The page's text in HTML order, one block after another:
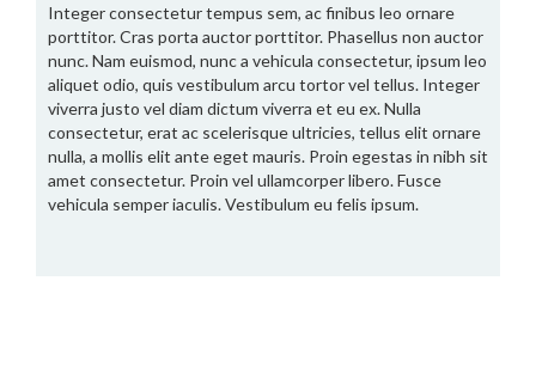
Integer consectetur tempus sem, ac finibus leo ornare
porttitor. Cras porta auctor porttitor. Phasellus non auctor
nunc. Nam euismod, nunc a vehicula consectetur, ipsum leo
aliquet odio, quis vestibulum arcu tortor vel tellus. Integer
viverra justo vel diam dictum viverra et eu ex. Nulla
consectetur, erat ac scelerisque ultricies, tellus elit ornare
nulla, a mollis elit ante eget mauris. Proin egestas in nibh sit
amet consectetur. Proin vel ullamcorper libero. Fusce
vehicula semper iaculis. Vestibulum eu felis ipsum.